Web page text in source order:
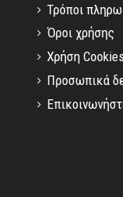
Τρόποι
Όροι χρήσης
Χρήση Cookies
Προσωπικά